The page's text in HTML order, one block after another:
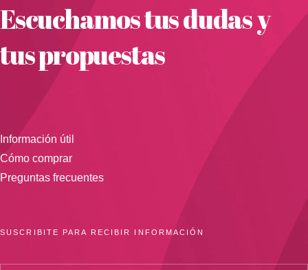
Escuchamos tus dudas y
tus propuestas
Información útil
Cómo comprar
Preguntas frecuentes
SUSCRIBITE PARA RECIBIR INFORMACIÓN